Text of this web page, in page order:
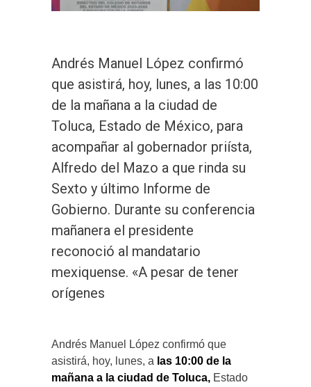
Andrés Manuel López confirmó
que asistirá, hoy, lunes, a las 10:00
de la mañana a la ciudad de
Toluca, Estado de México, para
acompañar al gobernador priísta,
Alfredo del Mazo a que rinda su
Sexto y último Informe de
Gobierno. Durante su conferencia
mañanera el presidente
reconoció al mandatario
mexiquense. «A pesar de tener
orígenes
Andrés Manuel López confirmó que
asistirá, hoy, lunes, a las 10:00 de la
mañana a la ciudad de Toluca, Estado